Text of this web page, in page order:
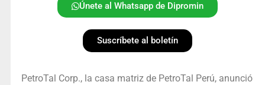
Únete al Whatsapp de Dipromin
Suscríbete al boletín
PetroTal Corp., la casa matriz de PetroTal Perú, anunció